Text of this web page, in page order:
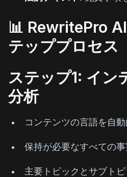
📊 RewritePro
テッププロセス
ステップ1: イン
分析
コンテンツの言語を自
保持が必要なすべての
主要トピックとサブト